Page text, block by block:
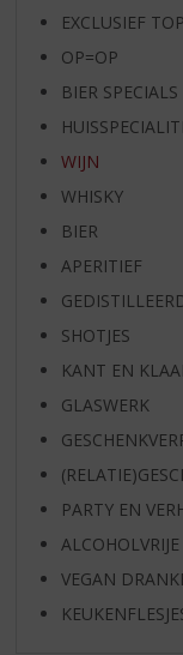
EXCLUSIEF
OP=OP
BIER SPECIALS
WIJN
WHISKY
BIER
APERITIEF
SHOTJES
KANT EN
GLASWERK
PARTY EN
VEGAN